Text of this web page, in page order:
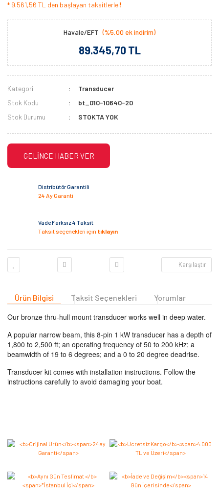
* 9.561,56 TL den başlayan taksitlerle!!
Havale/EFT (%5,00 ek indirim)
89.345,70 TL
Kategori
Transducer
Stok Kodu
bt_010-10640-20
Stok Durumu
STOKTA YOK
GELİNCE HABER VER
Distribütör Garantili
24 Ay Garanti
Vade Farksız 4 Taksit
Taksit seçenekleri için tıklayın
Karşılaştır
Ürün Bilgisi Taksit Seçenekleri Yorumlar
Our bronze thru-hull mount transducer works well in deep water.
A popular narrow beam, this 8-pin 1 kW transducer has a depth of
1,800 to 2,500 ft; an operating frequency of 50 to 200 kHz; a
beamwidth of 19 to 6 degrees; and a 0 to 20 degree deadrise.
Transducer kit comes with installation instructions. Follow the
instructions carefully to avoid damaging your boat.